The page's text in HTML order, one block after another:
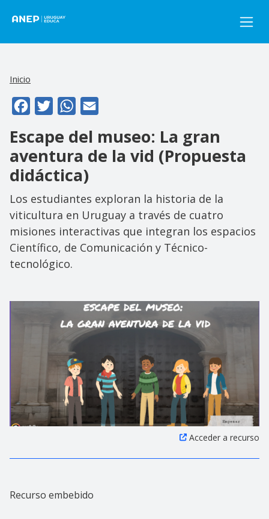
Inicio
FacebookTwitterWhatsApp
Escape del museo: La gran
aventura de la vid (Propuesta
didáctica)
Los estudiantes exploran la historia de la
viticultura en Uruguay a través de cuatro
misiones interactivas que integran los espacios
Científico, de Comunicación y Técnico-
tecnológico.
Acceder a recurso
Recurso embebido